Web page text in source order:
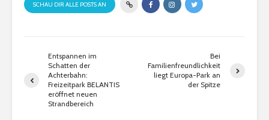
SCHAU DIR ALLE POSTS AN
Entspannen im
Schatten der
Achterbahn:
Freizeitpark BELANTIS
eröffnet neuen
Strandbereich
Bei
Familienfreundlichkeit
liegt Europa-Park an
der Spitze